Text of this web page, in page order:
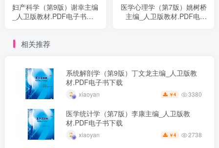
妇产科学（第9版）谢幸主编
_人卫版教材.PDF电子书下
医学心理学（第7版）姚树桥
主编_人卫版教材.PDF电子
相关推荐
系统解剖学（第9版）丁文龙主编_人卫版教
材.PDF电子书下载
xiaoyan ￥4 3380
医学统计学（第7版）李康主编_人卫版教
材.PDF电子书下载
xiaoyan ￥4 2738